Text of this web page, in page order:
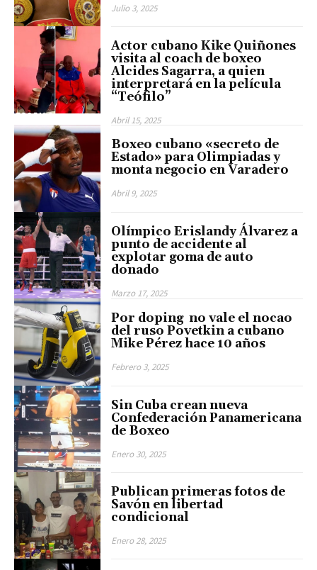
Julio 3, 2025
Actor cubano Kike Quiñones
visita al coach de boxeo
Alcides Sagarra, a quien
interpretará en la película
“Teófilo”
Abril 15, 2025
Boxeo cubano «secreto de
Estado» para Olimpiadas y
monta negocio en Varadero
Abril 9, 2025
Olímpico Erislandy Álvarez a
punto de accidente al
explotar goma de auto
donado
Marzo 17, 2025
Por doping no vale el nocao
del ruso Povetkin a cubano
Mike Pérez hace 10 años
Febrero 3, 2025
Sin Cuba crean nueva
Confederación Panamericana
de Boxeo
Enero 30, 2025
Publican primeras fotos de
Savón en libertad
condicional
Enero 28, 2025